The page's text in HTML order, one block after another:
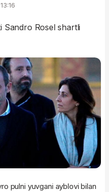
Sandro Rosel shartli
pulni yuvgani ayblovi bilan